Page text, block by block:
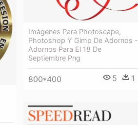
Imágenes Para Photoscape,
Photoshop Y Gimp De Adornos -
Adornos Para El 18 De
Septiembre Png
800*400 5 1